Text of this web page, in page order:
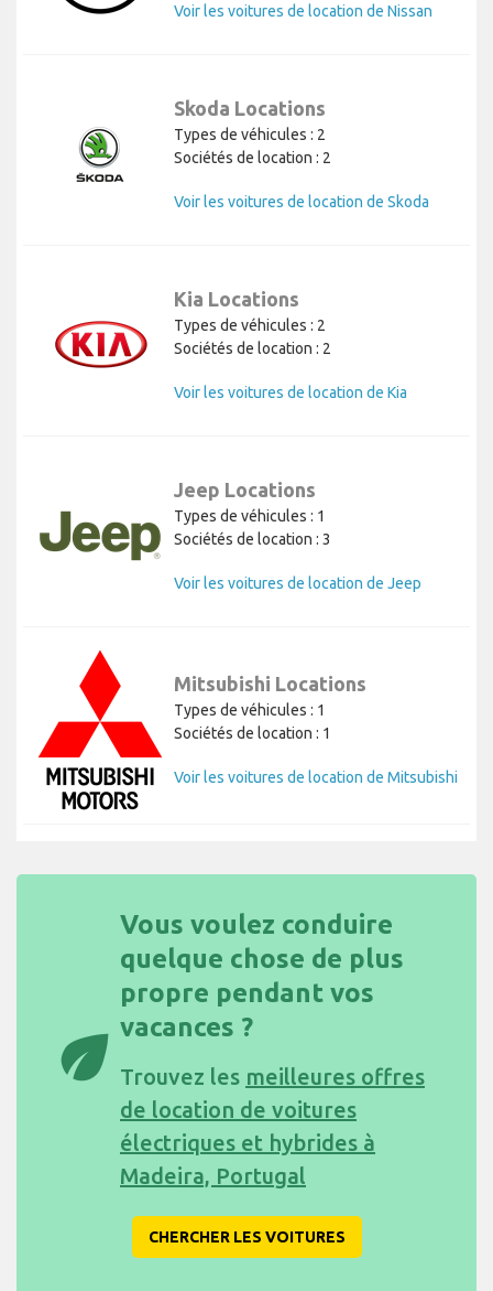
Voir les voitures de location de Nissan
Skoda Locations
Types de véhicules : 2
Sociétés de location : 2
Voir les voitures de location de Skoda
Kia Locations
Types de véhicules : 2
Sociétés de location : 2
Voir les voitures de location de Kia
Jeep Locations
Types de véhicules : 1
Sociétés de location : 3
Voir les voitures de location de Jeep
Mitsubishi Locations
Types de véhicules : 1
Sociétés de location : 1
Voir les voitures de location de Mitsubishi
eco
Vous voulez conduire
quelque chose de plus
propre pendant vos
vacances ?
Trouvez les meilleures offres
de location de voitures
électriques et hybrides à
Madeira, Portugal
CHERCHER LES VOITURES